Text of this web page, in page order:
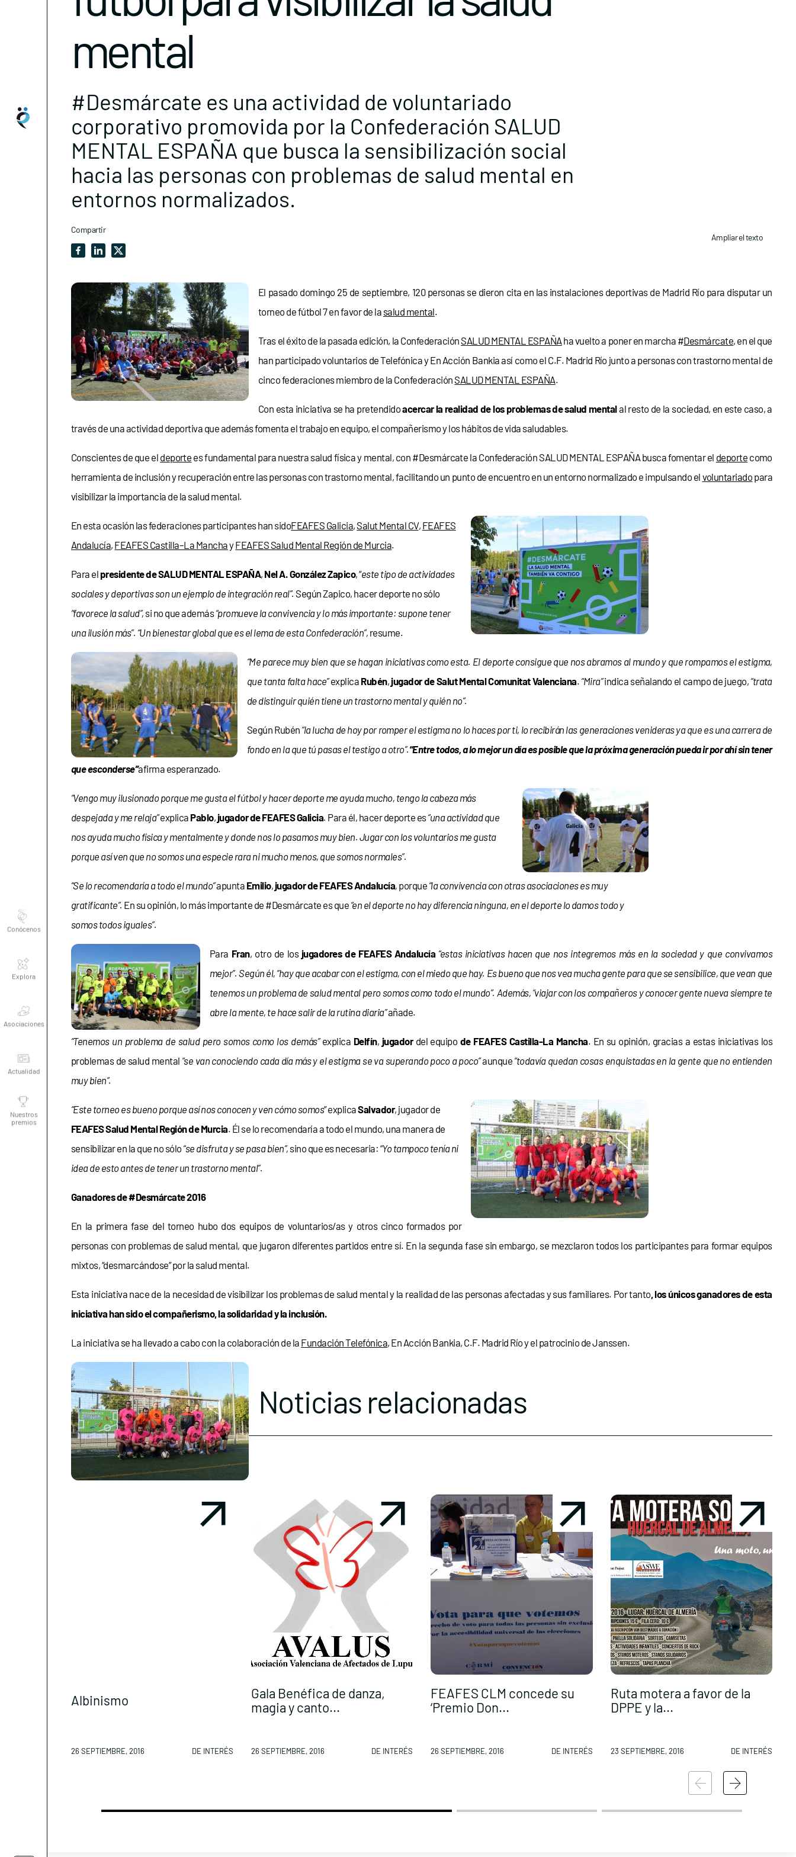
premios
mental
#Desmárcate es una actividad de voluntariado
corporativo promovida por la Confederación SALUD
MENTAL ESPAÑA que busca la sensibilización social
hacia las personas con problemas de salud mental en
entornos normalizados.
Compartir
Ampliar el texto
El pasado domingo 25 de septiembre, 120 personas se dieron cita en las instalaciones deportivas de Madrid Río para disputar un
torneo de fútbol 7 en favor de la salud mental.
Tras el éxito de la pasada edición, la Confederación SALUD MENTAL ESPAÑAha vuelto a poner en marcha #Desmárcate, en el que
han participado voluntarios de Telefónica y En Acción Bankia así como el C.F. Madrid Río junto a personas con trastorno mental de
cinco federaciones miembro de la Confederación SALUD MENTAL ESPAÑA.
Con esta iniciativa se ha pretendidoacercar la realidad de los problemas de salud mentalal resto de la sociedad, en este caso, a
través de una actividad deportiva que además fomenta el trabajo en equipo, el compañerismo y los hábitos de vida saludables.
Conscientes de que el deporte es fundamental para nuestra salud física y mental, con #Desmárcate la Confederación SALUD MENTAL ESPAÑA busca fomentar el deporte como
herramienta de inclusión y recuperación entre las personas con trastorno mental, facilitando un punto de encuentro en un entorno normalizado e impulsando el voluntariado para
visibilizar la importancia de la salud mental.
En esta ocasión las federaciones participantes han sidoFEAFES Galicia, Salut Mental CV, FEAFES
Andalucía, FEAFES Castilla–La ManchayFEAFES Salud Mental Región de Murcia.
Para el presidente de SALUD MENTAL ESPAÑA, Nel A. González Zapico, “este tipo de actividades
sociales y deportivas son un ejemplo de integración real”. Según Zapico, hacer deporte no sólo
“favorece la salud”, si no que además“promueve la convivencia y lo más importante: supone tener
una ilusión más”. “Un bienestar global que es el lema de esta Confederación”, resume.
“Me parece muy bien que se hagan iniciativas como esta. El deporte consigue que nos abramos al mundo y que rompamos el estigma,
que tanta falta hace”explica Rubén, jugador de Salut Mental Comunitat Valenciana. “Mira”indica señalando el campo de juego, “trata
de distinguir quién tiene un trastorno mental y quién no”.
Según Rubén “la lucha de hoy por romper el estigma no lo haces por ti, lo recibirán las generaciones venideras ya que es una carrera de
fondo en la que tú pasas el testigo a otro”.“Entre todos, a lo mejor un día es posible que la próxima generación pueda ir por ahí sin tener
que esconderse”afirma esperanzado.
“Vengo muy ilusionado porque me gusta el fútbol y hacer deporte me ayuda mucho, tengo la cabeza más
despejada y me relaja”explica Pablo, jugador de FEAFES Galicia. Para él, hacer deporte es“una actividad que
nos ayuda mucho física y mentalmente y donde nos lo pasamos muy bien. Jugar con los voluntarios me gusta
porque así ven que no somos una especie rara ni mucho menos, que somos normales”.
“Se lo recomendaría a todo el mundo”apunta Emilio, jugador de FEAFES Andalucía, porque “la convivencia con otras asociaciones es muy
gratificante”. En su opinión, lo más importante de #Desmárcate es que “en el deporte no hay diferencia ninguna, en el deporte lo damos todo y
somos todos iguales”.
Para Fran, otro de los jugadores de FEAFES Andalucía “estas iniciativas hacen que nos integremos más en la sociedad y que convivamos
mejor”. Según él, “hay que acabar con el estigma, con el miedo que hay. Es bueno que nos vea mucha gente para que se sensibilice, que vean que
tenemos un problema de salud mental pero somos como todo el mundo”. Además, “viajar con los compañeros y conocer gente nueva siempre te
abre la mente, te hace salir de la rutina diaria”añade.
“Tenemos un problema de salud pero somos como los demás”explica Delfín, jugadordel equipo de FEAFES Castilla-La Mancha. En su opinión, gracias a estas iniciativas los
problemas de salud mental “se van conociendo cada día más y el estigma se va superando poco a poco”aunque “todavía quedan cosas enquistadas en la gente que no entienden
muy bien”.
“Este torneo es bueno porque así nos conocen y ven cómo somos” explicaSalvador, jugador de
FEAFES Salud Mental Región de Murcia. Él se lo recomendaría a todo el mundo, una manera de
sensibilizar en la que no sólo “se disfruta y se pasa bien”, sino que es necesaria: “Yo tampoco tenía ni
idea de esto antes de tener un trastorno mental”.
Ganadores de #Desmárcate 2016
En la primera fase del torneo hubo dos equipos de voluntarios/as y otros cinco formados por
personas con problemas de salud mental, que jugaron diferentes partidos entre sí. En la segunda fase sin embargo, se mezclaron todos los participantes para formar equipos
mixtos, “desmarcándose” por la salud mental.
Esta iniciativa nace de la necesidad de visibilizar los problemas de salud mental y la realidad de las personas afectadas y sus familiares. Por tanto, los únicos ganadores de esta
iniciativa han sido el compañerismo, la solidaridad y la inclusión.
La iniciativa se ha llevado a cabo con la colaboración de la Fundación Telefónica, En Acción Bankia, C.F. Madrid Río y el patrocinio de Janssen.
Noticias relacionadas
Albinismo
26 SEPTIEMBRE, 2016 DE INTERÉS
Gala Benéfica de danza,
magia y canto...
26 SEPTIEMBRE, 2016 DE INTERÉS
FEAFES CLM concede su
‘Premio Don...
26 SEPTIEMBRE, 2016 DE INTERÉS
Ruta motera a favor de la
DPPE y la...
23 SEPTIEMBRE, 2016 DE INTERÉS